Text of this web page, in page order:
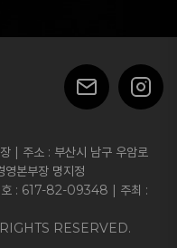
| 주소 : 부산시 남구 우암로
본부장 명지정
호 : 617-82-09348 | 주최 :
RESERVED.